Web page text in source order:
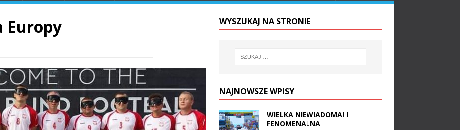
Europy WYSZUKAJ NA STRONIE
NAJNOWSZE WPISY
WIELKA NIEWIADOMA! I
FENOMENALNA